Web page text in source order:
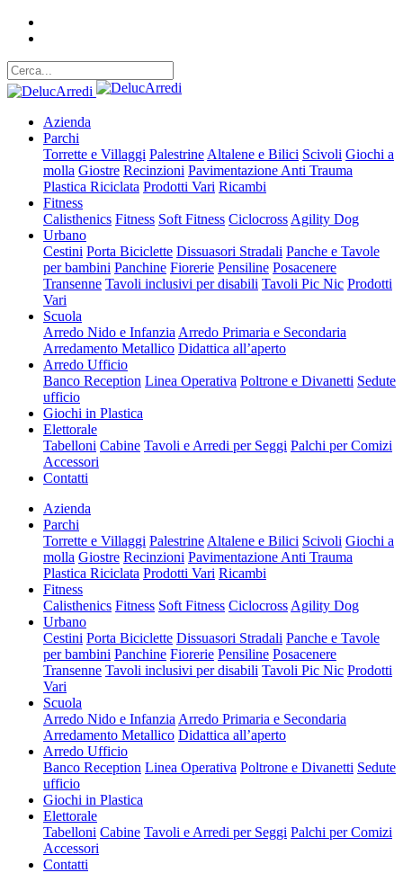
Azienda
Parchi
Torrette e Villaggi Palestrine Altalene e Bilici Scivoli Giochi a
molla Giostre Recinzioni Pavimentazione Anti Trauma
Plastica Riciclata Prodotti Vari Ricambi
Fitness
Calisthenics Fitness Soft Fitness Ciclocross Agility Dog
Urbano
Cestini Porta Biciclette Dissuasori Stradali Panche e Tavole
per bambini Panchine Fiorerie Pensiline Posacenere
Transenne Tavoli inclusivi per disabili Tavoli Pic Nic Prodotti
Vari
Scuola
Arredo Nido e Infanzia Arredo Primaria e Secondaria
Arredamento Metallico Didattica all’aperto
Arredo Ufficio
Banco Reception Linea Operativa Poltrone e Divanetti Sedute
ufficio
Giochi in Plastica
Elettorale
Tabelloni Cabine Tavoli e Arredi per Seggi Palchi per Comizi
Accessori
Contatti
Azienda
Parchi
Torrette e Villaggi Palestrine Altalene e Bilici Scivoli Giochi a
molla Giostre Recinzioni Pavimentazione Anti Trauma
Plastica Riciclata Prodotti Vari Ricambi
Fitness
Calisthenics Fitness Soft Fitness Ciclocross Agility Dog
Urbano
Cestini Porta Biciclette Dissuasori Stradali Panche e Tavole
per bambini Panchine Fiorerie Pensiline Posacenere
Transenne Tavoli inclusivi per disabili Tavoli Pic Nic Prodotti
Vari
Scuola
Arredo Nido e Infanzia Arredo Primaria e Secondaria
Arredamento Metallico Didattica all’aperto
Arredo Ufficio
Banco Reception Linea Operativa Poltrone e Divanetti Sedute
ufficio
Giochi in Plastica
Elettorale
Tabelloni Cabine Tavoli e Arredi per Seggi Palchi per Comizi
Accessori
Contatti